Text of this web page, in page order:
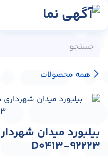
پرش به محتوا
همه محصولات
D0413-92223